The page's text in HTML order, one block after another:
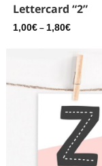
Lettercard “2”
1,00€ – 1,80€